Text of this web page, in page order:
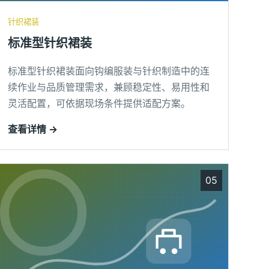
针织裙装
标准型针织裙装
标准型针织裙装面向钩编服装与针织制造中的连
续作业与品质管理需求，兼顾稳定性、易用性和
灵活配置，可依据现场条件提供适配方案。
查看详情 →
05